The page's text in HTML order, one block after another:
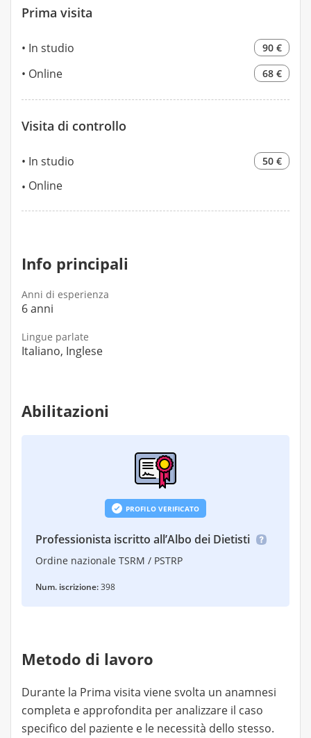
Prima visita
In studio 90 €
Online 68 €
Visita di controllo
In studio 50 €
Online
Info principali
Anni di esperienza
6 anni
Lingue parlate
Italiano, Inglese
Abilitazioni
PROFILO VERIFICATO
Professionista iscritto all’Albo dei Dietisti
Ordine nazionale TSRM / PSTRP
Num. iscrizione:398
Metodo di lavoro
Durante la Prima visita viene svolta un anamnesi
completa e approfondita per analizzare il caso
specifico del paziente e le necessità dello stesso.